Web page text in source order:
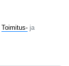
Toimitus- ja